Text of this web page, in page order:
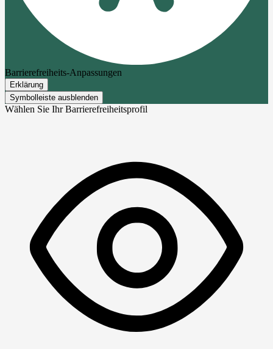
Barrierefreiheits-Anpassungen
Erklärung
Symbolleiste ausblenden
Wählen Sie Ihr Barrierefreiheitsprofil